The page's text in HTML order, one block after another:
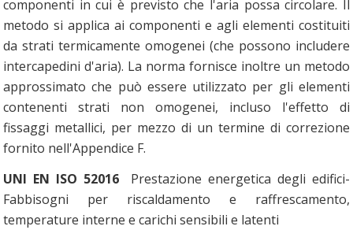
componenti in cui è previsto che l'aria possa circolare. Il
metodo si applica ai componenti e agli elementi costituiti
da strati termicamente omogenei (che possono includere
intercapedini d'aria). La norma fornisce inoltre un metodo
approssimato che può essere utilizzato per gli elementi
contenenti strati non omogenei, incluso l'effetto di
fissaggi metallici, per mezzo di un termine di correzione
fornito nell'Appendice F.
UNI EN ISO 52016Prestazione energetica degli edifici-
Fabbisogni per riscaldamento e raffrescamento,
temperature interne e carichi sensibili e latenti